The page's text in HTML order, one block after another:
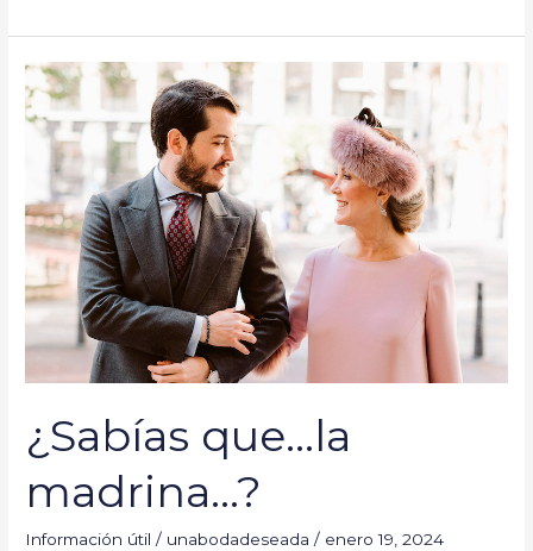
¿Sabías que…la
madrina…?
Información útil / unabodadeseada/ enero 19, 2024
¿Sabías
que…
madrina…?